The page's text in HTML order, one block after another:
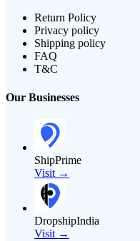
Return Policy
Privacy policy
Shipping policy
FAQ
T&C
Our Businesses
ShipPrime
Visit →
DropshipIndia
Visit →